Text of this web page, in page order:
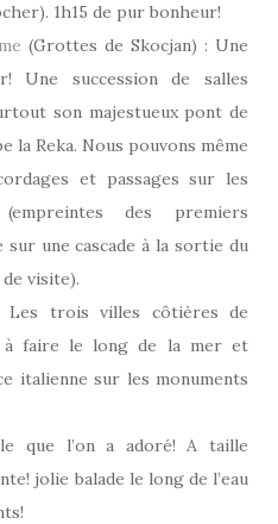
1h15 de pur bonheur!
(Grottes de Skocjan) : Une
Une succession de salles
son majestueux pont de
la Reka. Nous pouvons même
et passages sur les
des premiers
une cascade à la sortie du
visite).
trois villes côtières de
à faire le long de la mer et
italienne sur les monuments
que l’on a adoré! A taille
jolie balade le long de l’eau